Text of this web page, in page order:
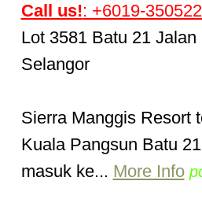
Call us!: +6019-
Lot 3581 Batu 21
Selangor
Sierra Manggis Resort
Kuala Pangsun Batu
masuk ke... More Info